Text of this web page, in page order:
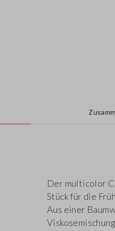
Der multicolor
Stück für die
Aus einer